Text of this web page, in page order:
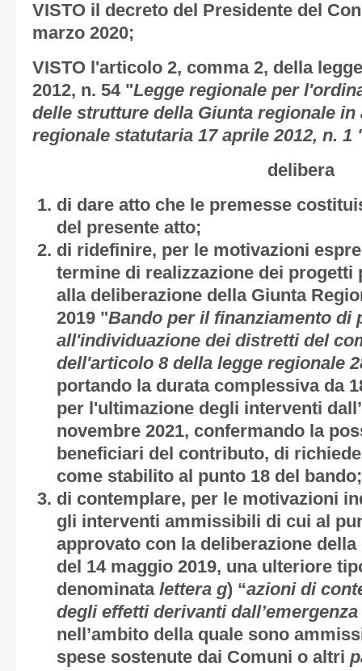
VISTO il decreto del Presidente del
marzo 2020;
VISTO l'articolo 2, comma 2, della
2012, n. 54 "Legge regionale per
delle strutture della Giunta regionale in
regionale statutaria 17 aprile 2012, n. 1
delibera
di dare atto che le premesse
del presente atto;
di ridefinire, per le motivazioni
termine di realizzazione dei progetti
alla deliberazione della Giunta
2019 "Bando per il finanziamento di
all'individuazione dei distretti del
dell'articolo 8 della legge regionale
portando la durata complessiva da
per l'ultimazione degli interventi
novembre 2021, confermando la
beneficiari del contributo, di
come stabilito al punto 18 del bando;
di contemplare, per le motivazioni
gli interventi ammissibili di cui al
approvato con la deliberazione
del 14 maggio 2019, una ulteriore
denominata lettera g) “azioni di
degli effetti derivanti dall’emergenza
nell’ambito della quale sono
spese sostenute dai Comuni o altri